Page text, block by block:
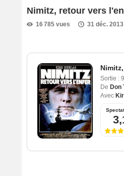
Nimitz, retour vers
16 785 vues 31 déc. 2013
Sortie :
De Don
Avec